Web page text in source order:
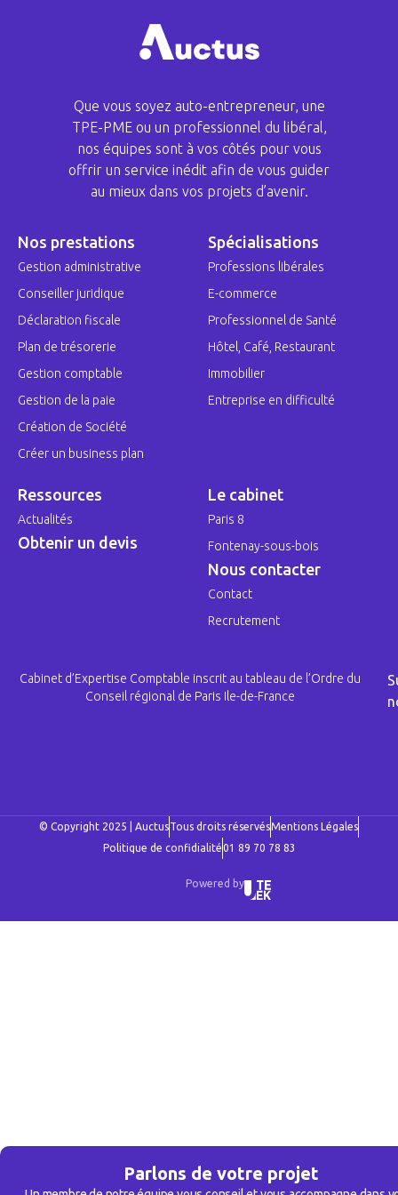
Parlons de votre projet
Que vous soyez auto-entrepreneur, une
TPE-PME ou un professionnel du libéral,
nos équipes sont à vos côtés pour vous
offrir un service inédit afin de vous guider
au mieux dans vos projets d’avenir.
Nos prestations
Gestion administrative
Conseiller juridique
Déclaration fiscale
Plan de trésorerie
Gestion comptable
Gestion de la paie
Création de Société
Créer un business plan
Spécialisations
Professions libérales
E-commerce
Professionnel de Santé
Hôtel, Café, Restaurant
Immobilier
Entreprise en difficulté
Ressources
Actualités
Obtenir un devis
Le cabinet
Paris 8
Fontenay-sous-bois
Nous contacter
Contact
Recrutement
Cabinet d’Expertise Comptable inscrit au tableau de l’Ordre du
Conseil régional de Paris Ile-de-France
© Copyright 2025 | AuctusTous droits réservésMentions Légales
Politique de confidialité01 89 70 78 83
Powered by